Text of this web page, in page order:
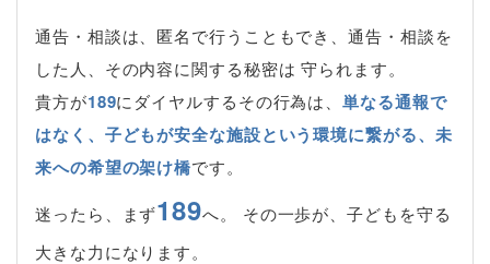
通告・相談は、匿名で行うこともでき、通告・相談を
した人、その内容に関する秘密は 守られます。
貴方が189にダイヤルするその行為は、単なる通報で
はなく、子どもが安全な施設という環境に繋がる、未
来への希望の架け橋です。
迷ったら、まず189へ。 その一歩が、子どもを守る
大きな力になります。